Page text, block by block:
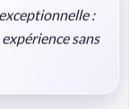
:
sans